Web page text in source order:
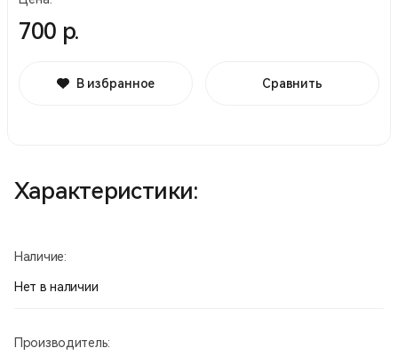
700 р.
В избранное Сравнить
Характеристики:
Наличие:
Нет в наличии
Производитель: